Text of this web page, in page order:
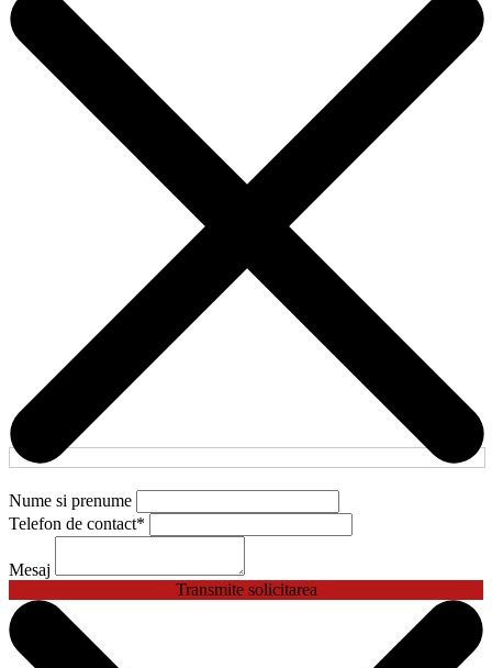
Nume si prenume
Telefon de contact*
Mesaj
Transmite solicitarea